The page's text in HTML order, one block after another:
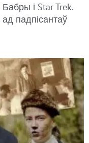
і Star Trek.
падпісантаў